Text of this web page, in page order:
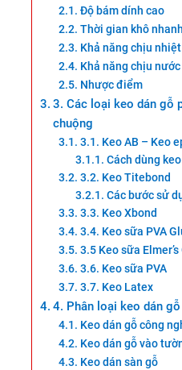
Độ bám dính cao
Thời gian khô nhanh
Khả năng chịu
Khả năng chịu
Nhược điểm
3. Các loại keo dán gỗ
chuộng
3.1. Keo AB – Keo
Cách dùng
3.2. Keo Titebond
Các bước sử
3.3. Keo Xbond
3.4. Keo sữa PVA
3.5 Keo sữa Elmer’s
3.6. Keo sữa PVA
3.7. Keo Latex
4. Phân loại keo dán
Keo dán gỗ công
Keo dán gỗ vào
Keo dán sàn gỗ